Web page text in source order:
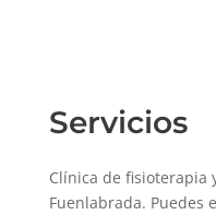
Servicios
Clínica de fisioterapia
Fuenlabrada. Puedes